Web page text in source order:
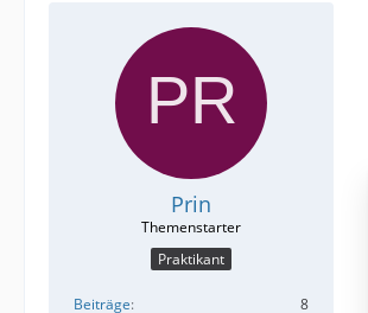
Prin
Praktikant
Beiträge
8